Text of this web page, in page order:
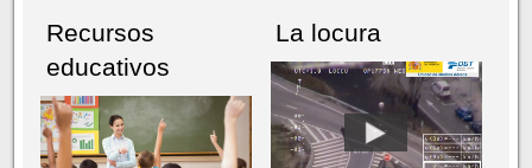
Recursos
educativos
La locura